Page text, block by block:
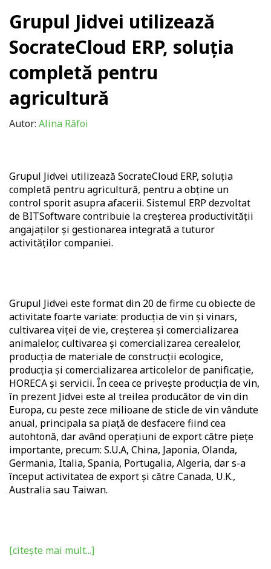
Grupul Jidvei utilizează
SocrateCloud ERP, soluția
completă pentru
agricultură
Autor: Alina Răfoi
Grupul Jidvei utilizează SocrateCloud ERP, soluția
completă pentru agricultură, pentru a obține un
control sporit asupra afacerii. Sistemul ERP dezvoltat
de BITSoftware contribuie la creșterea productivității
angajaților și gestionarea integrată a tuturor
activităților companiei.
Grupul Jidvei este format din 20 de firme cu obiecte de
activitate foarte variate: producția de vin și vinars,
cultivarea viței de vie, creșterea și comercializarea
animalelor, cultivarea și comercializarea cerealelor,
producția de materiale de construcții ecologice,
producția și comercializarea articolelor de panificație,
HORECA și servicii. În ceea ce privește producția de vin,
în prezent Jidvei este al treilea producător de vin din
Europa, cu peste zece milioane de sticle de vin vândute
anual, principala sa piață de desfacere fiind cea
autohtonă, dar având operațiuni de export către piețe
importante, precum: S.U.A, China, Japonia, Olanda,
Germania, Italia, Spania, Portugalia, Algeria, dar s-a
început activitatea de export și către Canada, U.K.,
Australia sau Taiwan.
[citește mai mult...]